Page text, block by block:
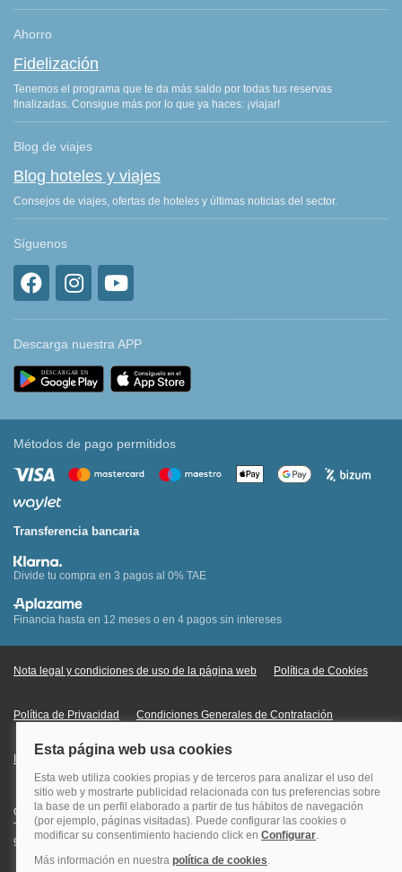
Ahorro
Fidelización
Tenemos el programa que te da más saldo por todas tus reservas
finalizadas. Consigue más por lo que ya haces: ¡viajar!
Blog de viajes
Blog hoteles y viajes
Consejos de viajes, ofertas de hoteles y últimas noticias del sector.
Síguenos
Descarga nuestra APP
Métodos de pago permitidos
Transferencia bancaria
Divide tu compra en 3 pagos al 0% TAE
Financia hasta en 12 meses o en 4 pagos sin intereses
Nota legal y condiciones de uso de la página web Política de Cookies
Política de Privacidad Condiciones Generales de Contratación
Información Legal sobre Mercados en Línea
Quehoteles.com - Especialistas en hoteles © Copyright Veturis Travel S.A.
Todos los derechos reservados. Autorización nº I-AV0000879.4 Tel: +34
915759999